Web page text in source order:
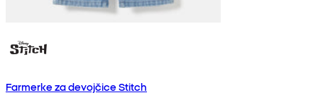
Farmerke za devojčice Stitch